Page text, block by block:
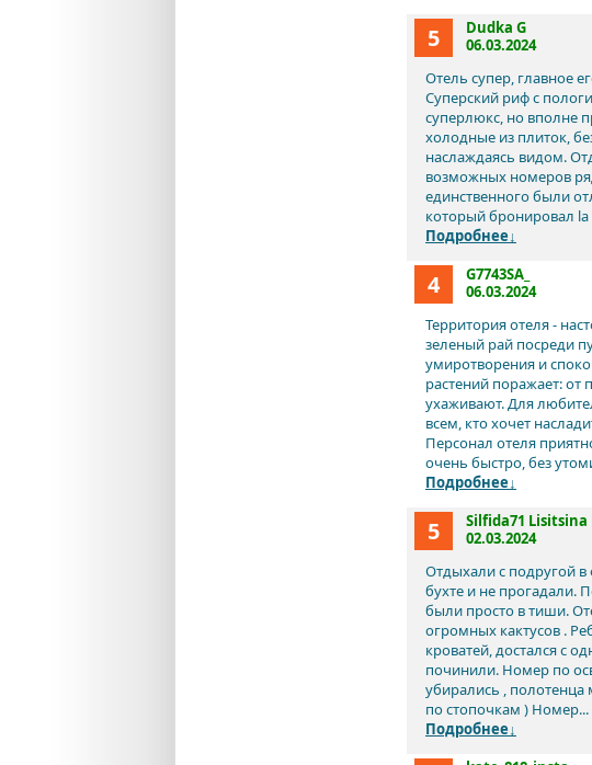
5
Dudka G
06.03.2024
Отель супер, главное
Суперский риф с
суперлюкс, но вполне
холодные из плиток,
наслаждаясь видом.
возможных номеров
единственного были
который бронировал la
Подробнее↓
4
G7743SA_
06.03.2024
Территория отеля -
зеленый рай посреди
умиротворения и
растений поражает: от
ухаживают. Для
всем, кто хочет
Персонал отеля
очень быстро, без
Подробнее↓
5
Silfida71 Lisitsina
02.03.2024
Отдыхали с подругой в
бухте и не прогадали.
были просто в тиши.
огромных кактусов .
кроватей, достался с
починили. Номер по
убирались ,
по стопочкам ) Номер...
Подробнее↓